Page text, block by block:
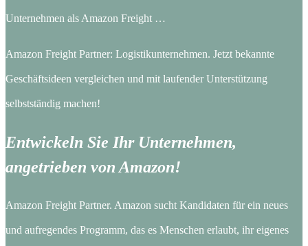
Unternehmen als Amazon Freight …
Amazon Freight Partner: Logistikunternehmen. Jetzt bekannte
Geschäftsideen vergleichen und mit laufender Unterstützung
selbstständig machen!
Entwickeln Sie Ihr Unternehmen,
angetrieben von Amazon!
Amazon Freight Partner. Amazon sucht Kandidaten für ein neues
und aufregendes Programm, das es Menschen erlaubt, ihr eigenes